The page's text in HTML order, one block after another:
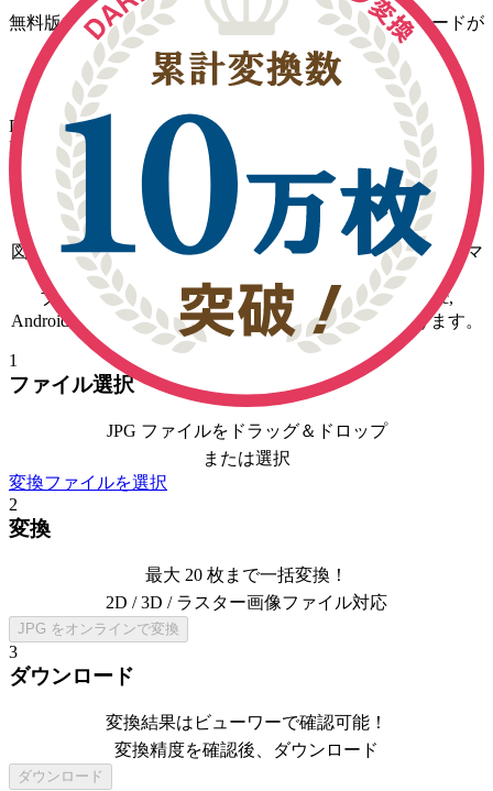
無料版では変換回数無制限・1日1ファイルのダウンロードが
可能です
CAD 図面変換・図面管理 リニューアルのお知らせ
DARE Plus, DARE Unlimited, DARE 3D Plus, DARE Scanner
Plus をご契約のお客様は、
【DARE ONE】
をご選択くださ
い。
３ステップで JPG 画像 を変換する方法
図面変換サービス DARE で JPGをDXF
などの主要フォーマ
ブラウザ上で変換まで完結するため、 Windows, Mac,
Android, iPhone 等すべてのデバイスでご利用いただけます。
1
ファイル選択
JPG ファイルをドラッグ＆ドロップ
または選択
変換ファイルを選択
2
変換
最大 20 枚まで一括変換！
2D / 3D / ラスター画像ファイル対応
JPG をオンラインで変換
3
ダウンロード
変換結果はビューワーで確認可能！
変換精度を確認後、ダウンロード
ダウンロード